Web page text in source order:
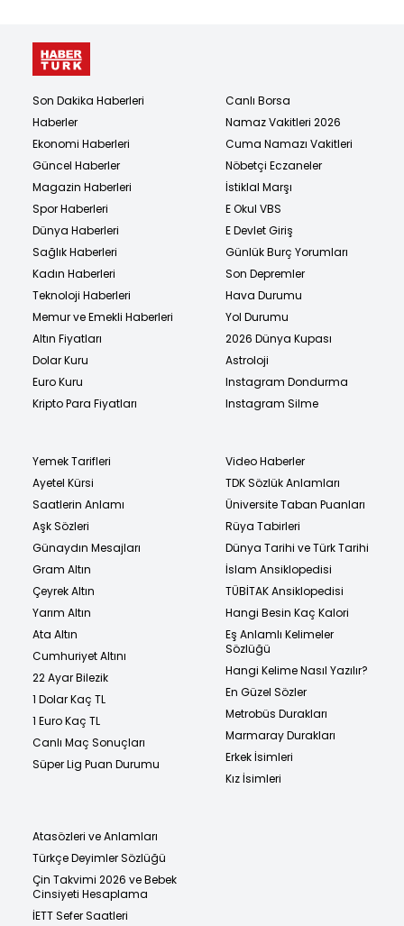
Son Dakika Haberleri
Haberler
Ekonomi Haberleri
Güncel Haberler
Magazin Haberleri
Spor Haberleri
Dünya Haberleri
Sağlık Haberleri
Kadın Haberleri
Teknoloji Haberleri
Memur ve Emekli Haberleri
Altın Fiyatları
Dolar Kuru
Euro Kuru
Kripto Para Fiyatları
Canlı Borsa
Namaz Vakitleri 2026
Cuma Namazı Vakitleri
Nöbetçi Eczaneler
İstiklal Marşı
E Okul VBS
E Devlet Giriş
Günlük Burç Yorumları
Son Depremler
Hava Durumu
Yol Durumu
2026 Dünya Kupası
Astroloji
Instagram Dondurma
Instagram Silme
Yemek Tarifleri
Ayetel Kürsi
Saatlerin Anlamı
Aşk Sözleri
Günaydın Mesajları
Gram Altın
Çeyrek Altın
Yarım Altın
Ata Altın
Cumhuriyet Altını
22 Ayar Bilezik
1 Dolar Kaç TL
1 Euro Kaç TL
Canlı Maç Sonuçları
Süper Lig Puan Durumu
Video Haberler
TDK Sözlük Anlamları
Üniversite Taban Puanları
Rüya Tabirleri
Dünya Tarihi ve Türk Tarihi
İslam Ansiklopedisi
TÜBİTAK Ansiklopedisi
Hangi Besin Kaç Kalori
Eş Anlamlı Kelimeler
Sözlüğü
Hangi Kelime Nasıl Yazılır?
En Güzel Sözler
Metrobüs Durakları
Marmaray Durakları
Erkek İsimleri
Kız İsimleri
Atasözleri ve Anlamları
Türkçe Deyimler Sözlüğü
Çin Takvimi 2026 ve Bebek
Cinsiyeti Hesaplama
İETT Sefer Saatleri